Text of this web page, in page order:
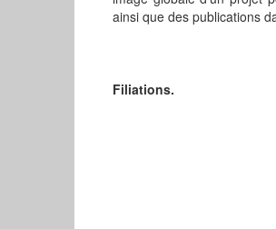
ainsi que des publications
Filiations.